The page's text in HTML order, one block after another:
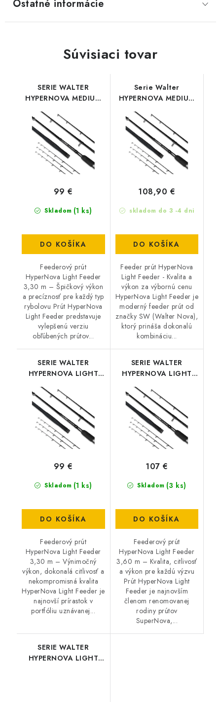
Ostatné informácie
Súvisiaci tovar
SERIE WALTER
HYPERNOVA MEDIUM
FEEDER 330
Skladom (1 ks)
99 €
DO KOŠÍKA
Feederový prút
HyperNova Light Feeder
3,30 m – Špičkový výkon
a precíznosť pre každý typ
rybolovu Prút HyperNova
Light Feeder predstavuje
vylepšenú verziu
obľúbených prútov...
Serie Walter
HYPERNOVA MEDIUM
FEEDER 375
skladom do 3 -4 dni
108,90 €
DO KOŠÍKA
Feeder prút HyperNova
Light Feeder - Kvalita a
výkon za výbornú cenu
HyperNova Light Feeder je
moderný feeder prút od
značky SW (Walter Nova),
ktorý prináša dokonalú
kombináciu...
SERIE WALTER
HYPERNOVA LIGHT
Skladom (1 ks)
99 €
DO KOŠÍKA
Feederový prút
HyperNova Light Feeder
3,30 m – Výnimočný
výkon, dokonalá citlivosť a
nekompromisná kvalita
HyperNova Light Feeder je
najnovší prírastok v
portfóliu uznávanej...
SERIE WALTER
HYPERNOVA LIGHT
Skladom (3 ks)
107 €
DO KOŠÍKA
Feederový prút
HyperNova Light Feeder
3,60 m – Kvalita, citlivosť
a výkon pre každú výzvu
Prút HyperNova Light
Feeder je najnovším
členom renomovanej
rodiny prútov
SuperNova,...
SERIE WALTER
HYPERNOVA LIGHT